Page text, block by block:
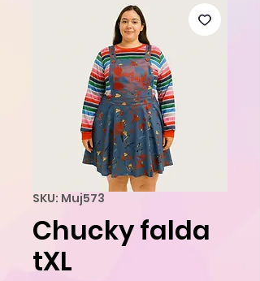
SKU: Muj573
Chucky falda
tXL